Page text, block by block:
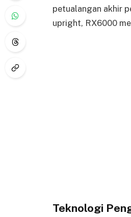
petualangan akhir
upright, RX6000
Teknologi